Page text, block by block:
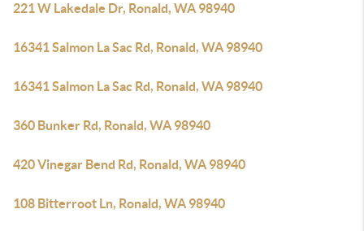
221 W Lakedale Dr, Ronald, WA 98940
16341 Salmon La Sac Rd, Ronald, WA 98940
16341 Salmon La Sac Rd, Ronald, WA 98940
360 Bunker Rd, Ronald, WA 98940
420 Vinegar Bend Rd, Ronald, WA 98940
108 Bitterroot Ln, Ronald, WA 98940